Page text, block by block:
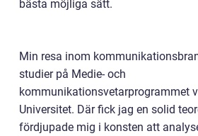
bästa möjliga sätt.
Min resa inom
studier på Medie- och
kommunikationsvetarprogrammet
Universitet. Där fick jag en solid
fördjupade mig i konsten att